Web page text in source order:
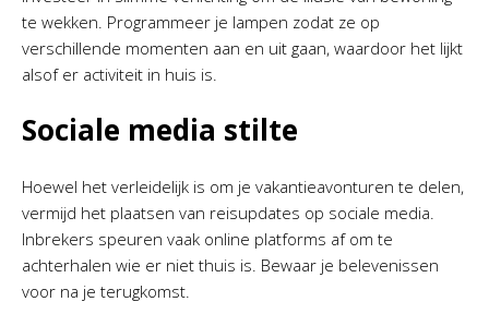
te wekken. Programmeer je lampen zodat ze op
verschillende momenten aan en uit gaan, waardoor het lijkt
alsof er activiteit in huis is.
Sociale media stilte
Hoewel het verleidelijk is om je vakantieavonturen te delen,
vermijd het plaatsen van reisupdates op sociale media.
Inbrekers speuren vaak online platforms af om te
achterhalen wie er niet thuis is. Bewaar je belevenissen
voor na je terugkomst.